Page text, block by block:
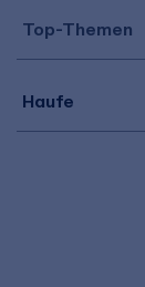
Top-Themen
Haufe